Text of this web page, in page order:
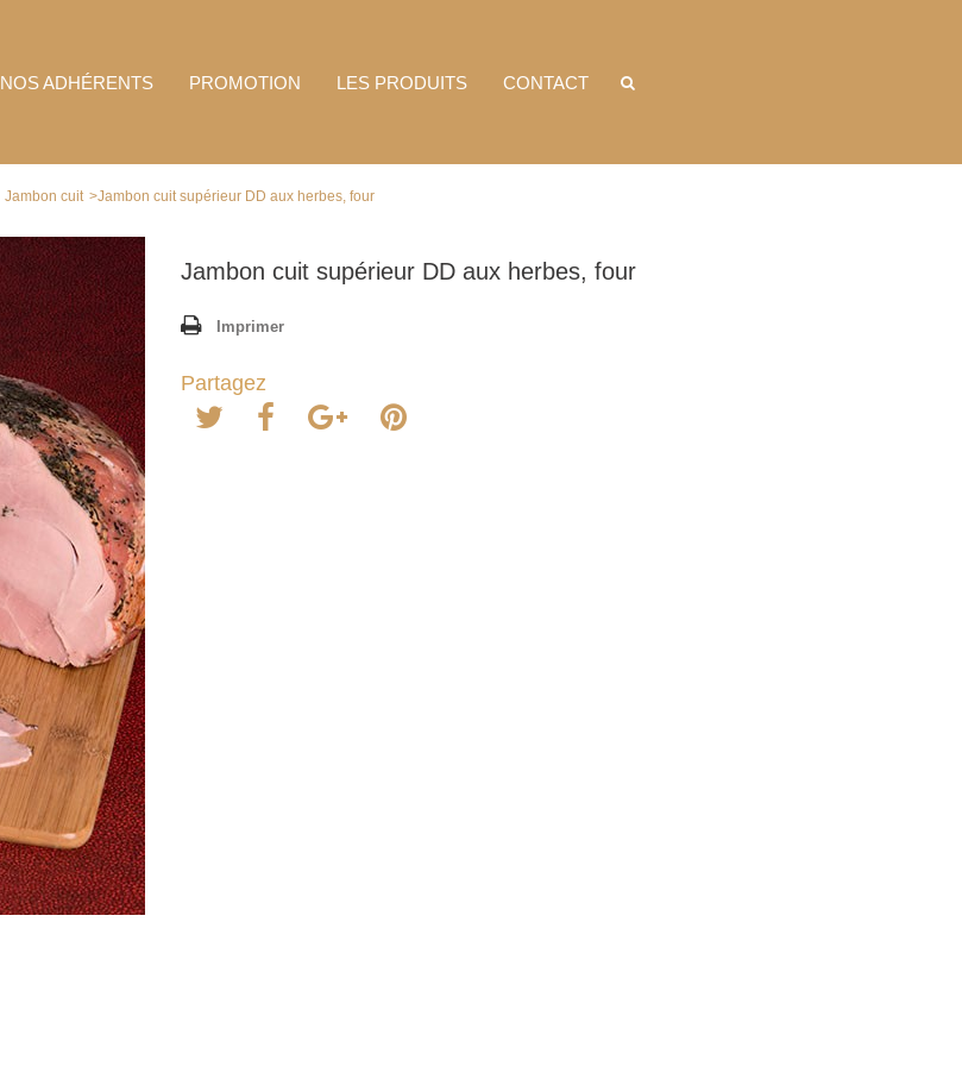
NOS ADHÉRENTS PROMOTION LES PRODUITS CONTACT
Jambon cuit >Jambon cuit supérieur DD aux herbes, four
Jambon cuit supérieur DD aux herbes, four
Imprimer
Partagez